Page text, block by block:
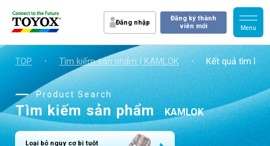
Đăng nhập
Đăng ký thành
viên mới
TOP ・ Tìm kiếm sản phẩm | KAMLOK ・ Kết quả tìm
Product Search
Tìm kiếm sản phẩm KAMLOK
Loại bỏ nguy cơ bị tuột